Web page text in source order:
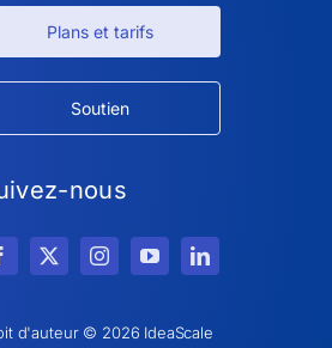
Plans et tarifs
Soutien
nous
d'auteur © 2026 IdeaScale